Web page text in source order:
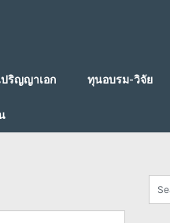
ริญญาเอก ทุนอบรม-วิจัย